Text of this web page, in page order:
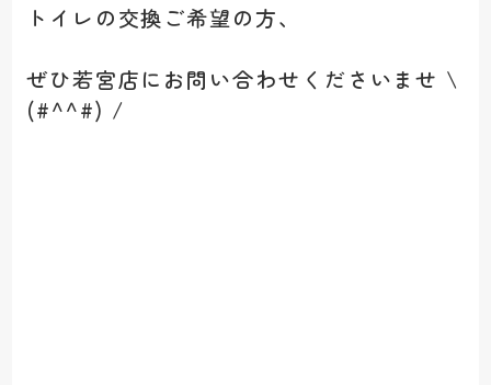
トイレの交換ご希望の方、
ぜひ若宮店にお問い合わせくださいませ \
(#^^#) /